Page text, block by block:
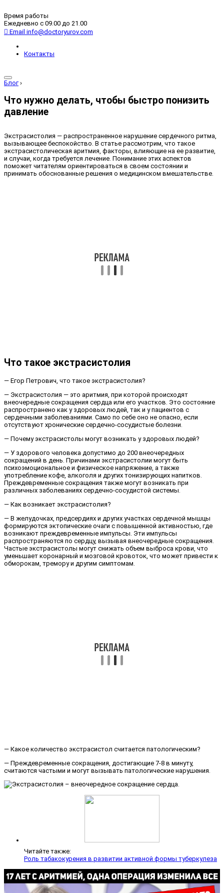
Время работы
Ежедневно с 09.00 до 21.00
Email info@doctoryurov.com
Контакты
Блог ›
Что нужно делать, чтобы быстро понизить
давление
Экстрасистолия — распространенное нарушение сердечного ритма,
вызывающее беспокойство. В статье рассмотрим, что такое
экстрасистолическая аритмия, факторы, влияющие на ее развитие,
и случаи, когда требуется лечение. Понимание этих аспектов
поможет читателям ориентироваться в своем состоянии и
принимать обоснованные решения о медицинском вмешательстве.
Что такое экстрасистолия
— Егор Петрович, что такое экстрасистолия?
— Экстрасистолия — это аритмия, при которой происходят
внеочередные сокращения сердца или его участков. Это состояние
распространено как у здоровых людей, так и у пациентов с
сердечными заболеваниями. Само по себе оно не опасно, если
отсутствуют хронические сердечно-сосудистые болезни.
— Почему экстрасистолы могут возникать у здоровых людей?
— У здорового человека допустимо до 200 внеочередных
сокращений в день. Причинами экстрасистолии могут быть
психоэмоциональное и физическое напряжение, а также
употребление кофе, алкоголя и других тонизирующих напитков.
Преждевременные сокращения также могут возникать при
различных заболеваниях сердечно-сосудистой системы.
— Как возникает экстрасистолия?
— В желудочках, предсердиях и других участках сердечной мышцы
формируются эктопические очаги с повышенной активностью, где
возникают преждевременные импульсы. Эти импульсы
распространяются по сердцу, вызывая внеочередные сокращения.
Частые экстрасистолы могут снижать объем выброса крови, что
уменьшает коронарный и мозговой кровоток, что может привести к
обморокам, тремору и другим симптомам.
— Какое количество экстрасистол считается патологическим?
— Преждевременные сокращения, достигающие 7-8 в минуту,
считаются частыми и могут вызывать патологические нарушения.
Читайте также:
Роль табакокурения в развитии активной формы туберкулеза